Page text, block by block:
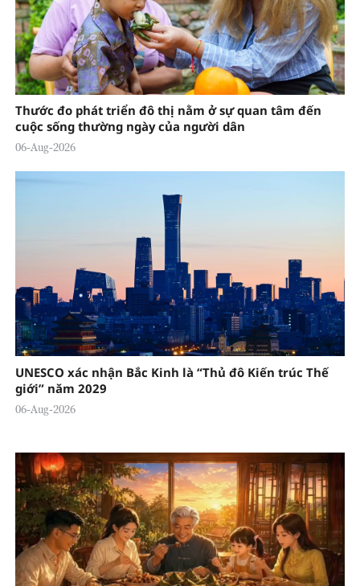
Thước đo phát triển đô thị nằm ở sự quan tâm đến
cuộc sống thường ngày của người dân
06-Aug-2026
UNESCO xác nhận Bắc Kinh là “Thủ đô Kiến trúc Thế
giới” năm 2029
06-Aug-2026